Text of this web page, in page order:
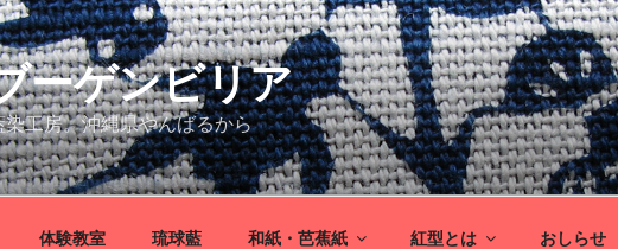
ーゲンビリア
工房。沖縄県やんばるから
体験教室 琉球藍 和紙・芭蕉紙 紅型とは おしらせ